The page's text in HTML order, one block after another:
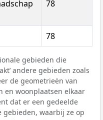
78
78
gebieden die
andere gebieden zoals
de geometrieën van
en woonplaatsen elkaar
dat er een gedeelde
gebieden, waarbij ze op